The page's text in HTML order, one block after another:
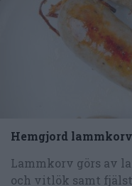
Hemgjord lammkorv
Lammkorv görs av
och vitlök samt